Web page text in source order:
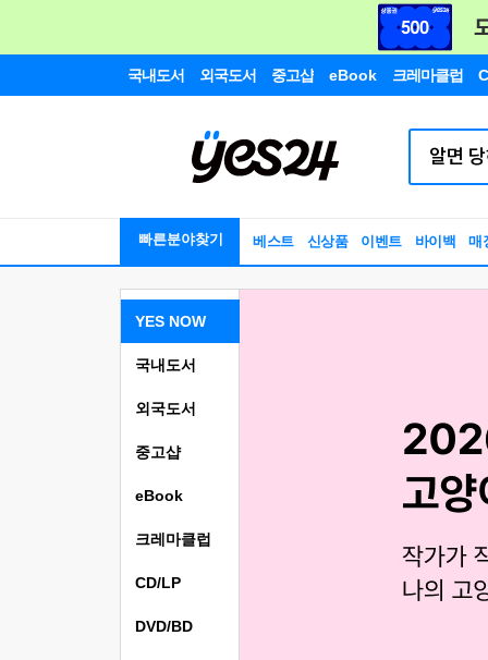
국내도서 외국도서 중고샵 eBook 크레마클럽
빠른분야찾기 베스트 신상품 이벤트 바이백 매
YES NOW
국내도서
외국도서
중고샵
eBook
크레마클럽
CD/LP
DVD/BD